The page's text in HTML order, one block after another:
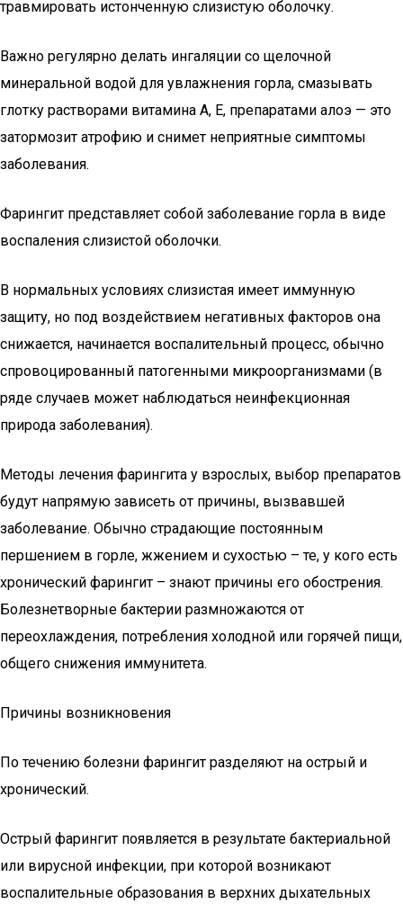
травмировать истонченную слизистую оболочку.
Важно регулярно делать ингаляции со щелочной
минеральной водой для увлажнения горла, смазывать
глотку растворами витамина А, Е, препаратами алоэ — это
затормозит атрофию и снимет неприятные симптомы
заболевания.
Фарингит представляет собой заболевание горла в виде
воспаления слизистой оболочки.
В нормальных условиях слизистая имеет иммунную
защиту, но под воздействием негативных факторов она
снижается, начинается воспалительный процесс, обычно
спровоцированный патогенными микроорганизмами (в
ряде случаев может наблюдаться неинфекционная
природа заболевания).
Методы лечения фарингита у взрослых, выбор препаратов
будут напрямую зависеть от причины, вызвавшей
заболевание. Обычно страдающие постоянным
першением в горле, жжением и сухостью – те, у кого есть
хронический фарингит – знают причины его обострения.
Болезнетворные бактерии размножаются от
переохлаждения, потребления холодной или горячей пищи,
общего снижения иммунитета.
Причины возникновения
По течению болезни фарингит разделяют на острый и
хронический.
Острый фарингит появляется в результате бактериальной
или вирусной инфекции, при которой возникают
воспалительные образования в верхних дыхательных